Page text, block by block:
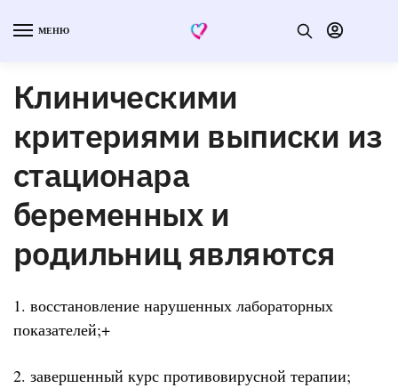
МЕНЮ
Клиническими
критериями выписки из
стационара
беременных и
родильниц являются
1. восстановление нарушенных лабораторных
показателей;+
2. завершенный курс противовирусной терапии;